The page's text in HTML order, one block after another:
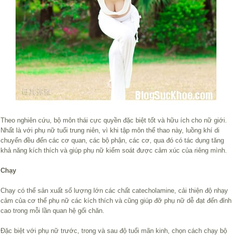
Theo nghiên cứu, bộ môn thái cực quyền đặc biệt tốt và hữu ích cho nữ giới.
Nhất là với phụ nữ tuổi trung niên, vì khi tập môn thể thao này, luồng khí di
chuyển đều đến các cơ quan, các bộ phận, các cơ, qua đó có tác dụng tăng
khả năng kích thích và giúp phụ nữ kiểm soát được cảm xúc của riêng mình.
Chạy
Chạy có thể sản xuất số lượng lớn các chất catecholamine, cải thiện độ nhạy
cảm của cơ thể phụ nữ các kích thích và cũng giúp đỡ phụ nữ dễ đạt đến đỉnh
cao trong mỗi lần quan hệ gối chăn.
Đặc biệt với phụ nữ trước, trong và sau độ tuổi mãn kinh, chọn cách chạy bộ